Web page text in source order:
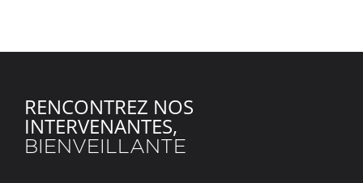
RENCONTREZ NOS
INTERVENANTES,
BIENVEILLANTE